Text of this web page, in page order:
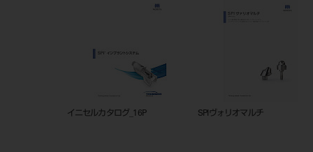
イニセルカタログ_16P SPIヴォリオマルチ